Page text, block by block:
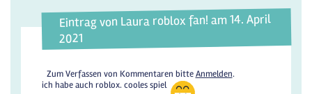
Eintrag von Laura roblox fan! am 14. April
2021
Zum Verfassen von Kommentaren bitteAnmelden.
ich habe auch roblox. cooles spiel